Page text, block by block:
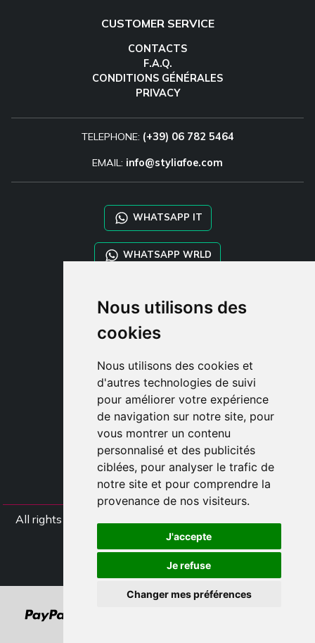
Nous utilisons des
cookies
Nous utilisons des cookies et
d'autres technologies de suivi
pour améliorer votre expérience
de navigation sur notre site, pour
vous montrer un contenu
personnalisé et des publicités
ciblées, pour analyser le trafic de
notre site et pour comprendre la
provenance de nos visiteurs.
J'accepte
Je refuse
Changer mes préférences
CUSTOMER SERVICE
CONTACTS
F.A.Q.
CONDITIONS GÉNÉRALES
PRIVACY
TELEPHONE: (+39) 06 782 5464
EMAIL: info@styliafoe.com
WHATSAPP IT
WHATSAPP WRLD
STYLIA SERVICES
SHOP B2B
TAYLOR MADE ORDERS
CLIENT
ENREGISTRE-TOI
ACCÈS
PANIER
All rights Styliafoe s.r.l. © 2025 - TVA IT15015641002
Suivez nous